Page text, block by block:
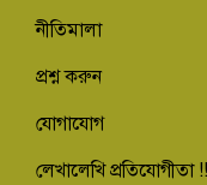
নীতিমালা
প্রশ্ন করুন
যোগাযোগ
লেখালেখি প্রতিযোগীতা